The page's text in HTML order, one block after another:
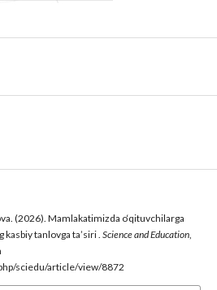
(2026). Mamlakatimizda o‘qituvchilarga
tanlovga ta’siri . Science and Education,
sciedu/article/view/8872